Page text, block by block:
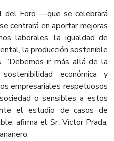
del Foro —que se celebrará
centrará en aportar mejoras
laborales, la igualdad de
la producción sostenible
“Debemos ir más allá de la
económica y
empresariales respetuosos
o sensibles a estos
el estudio de casos de
afirma el Sr. Víctor Prada,